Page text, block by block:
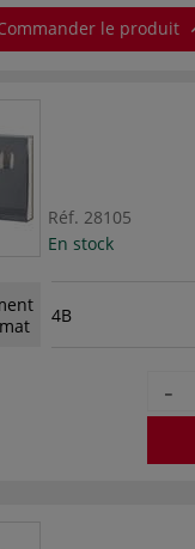
le produit
Réf. 28105
En stock
4B
-